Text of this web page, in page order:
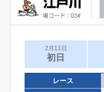
2月11日
初日
レース